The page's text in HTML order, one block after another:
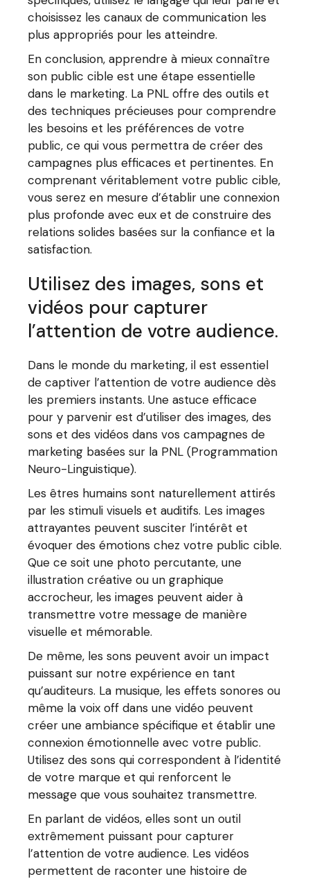
choisissez les canaux de communication les
plus appropriés pour les atteindre.
En conclusion, apprendre à mieux connaître
son public cible est une étape essentielle
dans le marketing. La PNL offre des outils et
des techniques précieuses pour comprendre
les besoins et les préférences de votre
public, ce qui vous permettra de créer des
campagnes plus efficaces et pertinentes. En
comprenant véritablement votre public cible,
vous serez en mesure d’établir une connexion
plus profonde avec eux et de construire des
relations solides basées sur la confiance et la
satisfaction.
Utilisez des images, sons et
vidéos pour capturer
l’attention de votre audience.
Dans le monde du marketing, il est essentiel
de captiver l’attention de votre audience dès
les premiers instants. Une astuce efficace
pour y parvenir est d’utiliser des images, des
sons et des vidéos dans vos campagnes de
marketing basées sur la PNL (Programmation
Neuro-Linguistique).
Les êtres humains sont naturellement attirés
par les stimuli visuels et auditifs. Les images
attrayantes peuvent susciter l’intérêt et
évoquer des émotions chez votre public cible.
Que ce soit une photo percutante, une
illustration créative ou un graphique
accrocheur, les images peuvent aider à
transmettre votre message de manière
visuelle et mémorable.
De même, les sons peuvent avoir un impact
puissant sur notre expérience en tant
qu’auditeurs. La musique, les effets sonores ou
même la voix off dans une vidéo peuvent
créer une ambiance spécifique et établir une
connexion émotionnelle avec votre public.
Utilisez des sons qui correspondent à l’identité
de votre marque et qui renforcent le
message que vous souhaitez transmettre.
En parlant de vidéos, elles sont un outil
extrêmement puissant pour capturer
l’attention de votre audience. Les vidéos
permettent de raconter une histoire de